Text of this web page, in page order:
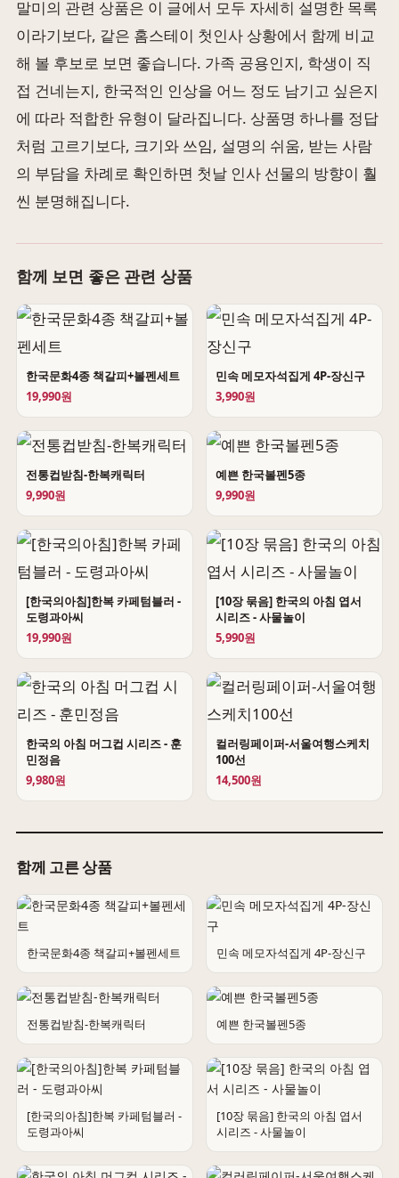
말미의 관련 상품은 이 글에서 모두 자세히 설명한 목록
이라기보다, 같은 홈스테이 첫인사 상황에서 함께 비교
해 볼 후보로 보면 좋습니다. 가족 공용인지, 학생이 직
접 건네는지, 한국적인 인상을 어느 정도 남기고 싶은지
에 따라 적합한 유형이 달라집니다. 상품명 하나를 정답
처럼 고르기보다, 크기와 쓰임, 설명의 쉬움, 받는 사람
의 부담을 차례로 확인하면 첫날 인사 선물의 방향이 훨
씬 분명해집니다.
함께 보면 좋은 관련 상품
한국문화4종 책갈피+볼펜세트
19,990원
민속 메모자석집게 4P-장신구
3,990원
전통컵받침-한복캐릭터
9,990원
예쁜 한국볼펜5종
9,990원
[한국의아침]한복 카페텀블러 -
도령과아씨
19,990원
[10장 묶음] 한국의 아침 엽서
시리즈 - 사물놀이
5,990원
한국의 아침 머그컵 시리즈 - 훈
민정음
9,980원
컬러링페이퍼-서울여행스케치
100선
14,500원
함께 고른 상품
한국문화4종 책갈피+볼펜세트 민속 메모자석집게 4P-장신구
전통컵받침-한복캐릭터 예쁜 한국볼펜5종
[한국의아침]한복 카페텀블러 -
도령과아씨
[10장 묶음] 한국의 아침 엽서
시리즈 - 사물놀이